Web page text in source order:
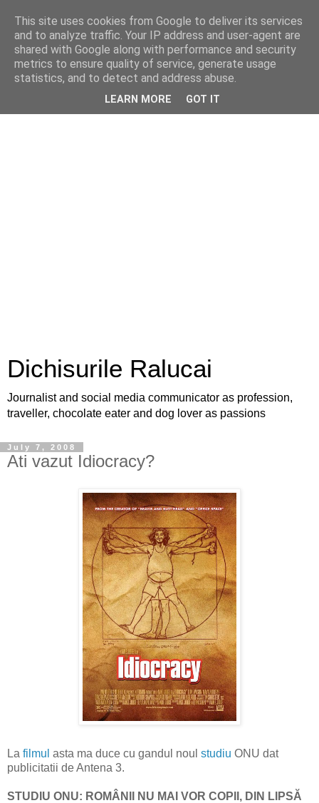
Dichisurile Ralucai
Journalist and social media communicator as profession,
traveller, chocolate eater and dog lover as passions
July 7, 2008
Ati vazut Idiocracy?
La filmul asta ma duce cu gandul noul studiu ONU dat
publicitatii de Antena 3.
STUDIU ONU: ROMÂNII NU MAI VOR COPII, DIN LIPSĂ
This site uses cookies from Google to deliver its services
and to analyze traffic. Your IP address and user-agent are
shared with Google along with performance and security
metrics to ensure quality of service, generate usage
statistics, and to detect and address abuse.
LEARN MORE GOT IT